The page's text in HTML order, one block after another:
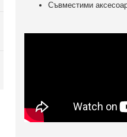
Съвместими